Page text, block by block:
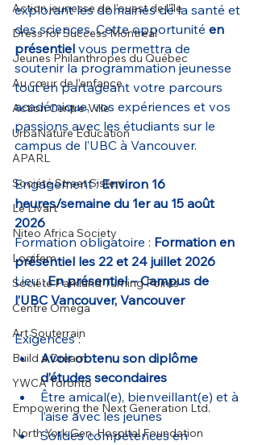
Action jeunesse de l'ouest de l'île
Dress for Success Montréal
Jeunes Philanthropes du Québec
Au cœur de l’enfance
Action Centre-Ville
UrbaNature Éducation
APARL
Société Street Sisters
Le Livart
Niteo Africa Society
Logifem
Société Parkland Turning Points
Centre Oméga
Art Souterrain
Build a Dream
YWCA Toronto
Empowering the Next Generation Ltd.
North York Gen. Hospital Foundation
explorant les domaines de la santé et
des sciences. Cette opportunité en
présentiel vous permettra de
soutenir la programmation jeunesse
tout en partageant votre parcours
académique, vos expériences et vos
passions avec les étudiants sur le
campus de l’UBC à Vancouver.
Engagement : Environ 16
heures/semaine du 1er au 15 août
2026
Formation obligatoire : Formation en
présentiel les 22 et 24 juillet 2026
Lieu : En présentiel – Campus de
l’UBC Vancouver, Vancouver
Exigences :
Avoir obtenu son diplôme
d’études secondaires
Être amical(e), bienveillant(e) et à
l’aise avec les jeunes
Solides compétences en